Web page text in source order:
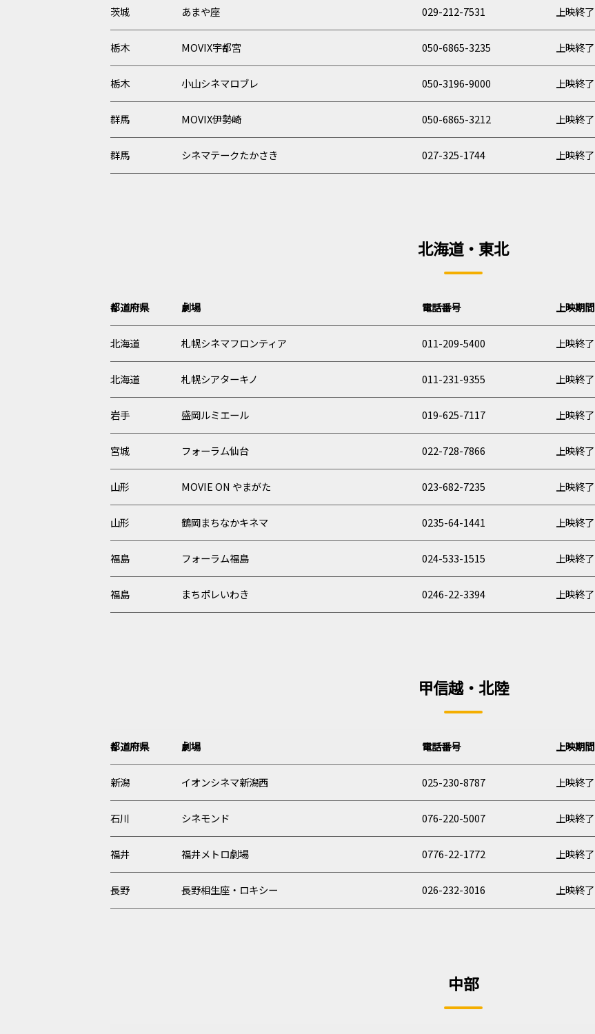
茨城 あまや座 029-212-7531 上映終了
栃木 MOVIX宇都宮 050-6865-3235 上映終了
栃木 小山シネマロブレ 050-3196-9000 上映終了
群馬 MOVIX伊勢崎 050-6865-3212 上映終了
群馬 シネマテークたかさき 027-325-1744 上映終了
北海道・東北
都道府県 劇場 電話番号 上映期間
北海道 札幌シネマフロンティア 011-209-5400 上映終了
北海道 札幌シアターキノ 011-231-9355 上映終了
岩手 盛岡ルミエール 019-625-7117 上映終了
宮城 フォーラム仙台 022-728-7866 上映終了
山形 MOVIE ON やまがた 023-682-7235 上映終了
山形 鶴岡まちなかキネマ 0235-64-1441 上映終了
福島 フォーラム福島 024-533-1515 上映終了
福島 まちポレいわき 0246-22-3394 上映終了
甲信越・北陸
都道府県 劇場 電話番号 上映期間
新潟 イオンシネマ新潟西 025-230-8787 上映終了
石川 シネモンド 076-220-5007 上映終了
福井 福井メトロ劇場 0776-22-1772 上映終了
長野 長野相生座・ロキシー 026-232-3016 上映終了
中部